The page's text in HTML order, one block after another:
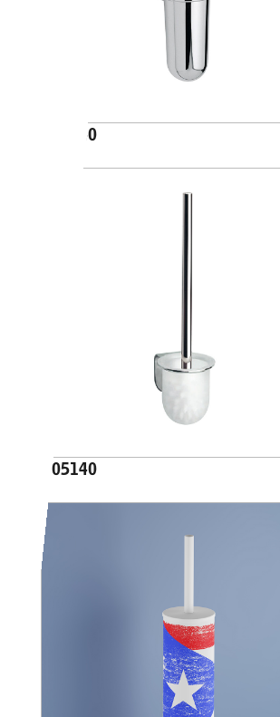
A04140
A05140